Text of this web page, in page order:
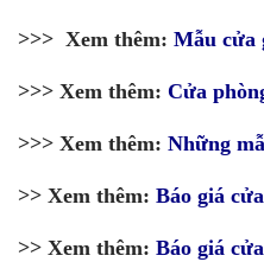
>>> Xem thêm: Mẫu cửa
>>> Xem thêm: Cửa
>>> Xem thêm: Những
>> Xem thêm: Báo giá
>> Xem thêm: Báo giá